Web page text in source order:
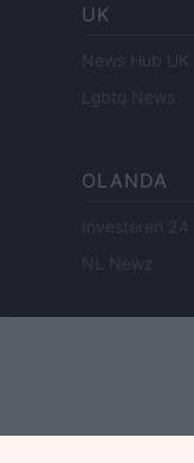
UK
News Hub UK
Lgbtq News
OLANDA
Investeren 24
NL Newz